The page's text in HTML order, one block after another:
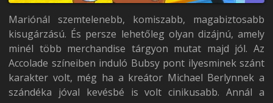
Mariónál szemtelenebb, komiszabb, magabiztosabb
kisugárzású. És persze lehetőleg olyan dizájnú, amely
minél több merchandise tárgyon mutat majd jól. Az
Accolade színeiben induló Bubsy pont ilyesminek szánt
karakter volt, még ha a kreátor Michael Berlynnek a
szándéka jóval kevésbé is volt cinikusabb. Annál a